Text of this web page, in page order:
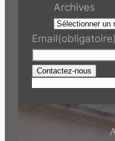
Archives
Email(obligatoire)
Contactez-nous